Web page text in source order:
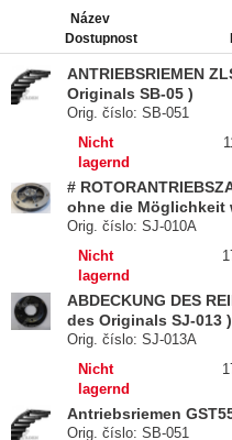
Název
Dostupnost
ANTRIEBSRIEMEN
Originals SB-05 )
Orig. číslo: SB-051
Nicht
lagernd
#
ohne die Möglichkeit
Orig. číslo: SJ-010A
Nicht
lagernd
ABDECKUNG DES
des Originals SJ-013 )
Orig. číslo: SJ-013A
Nicht
lagernd
Antriebsriemen
Orig. číslo: SB-051